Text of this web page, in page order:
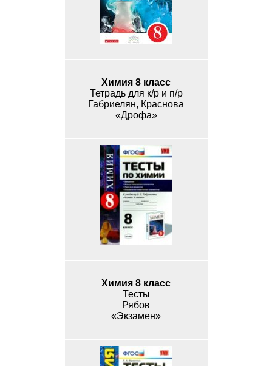
Химия 8 класс
Тетрадь для к/р и п/р
Габриелян, Краснова
«Дрофа»
Химия 8 класс
Тесты
Рябов
«Экзамен»